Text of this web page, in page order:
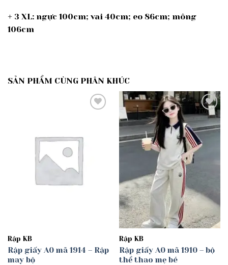
+ 3 XL: ngực 100cm; vai 40cm; eo 86cm; mông
106cm
SẢN PHẨM CÙNG PHÂN KHÚC
Rập KB
Rập giấy A0 mã 1914 – Rập
may bộ
Add to
wishlist
Rập KB
Rập giấy A0 mã 1910 – bộ
thể thao mẹ bé